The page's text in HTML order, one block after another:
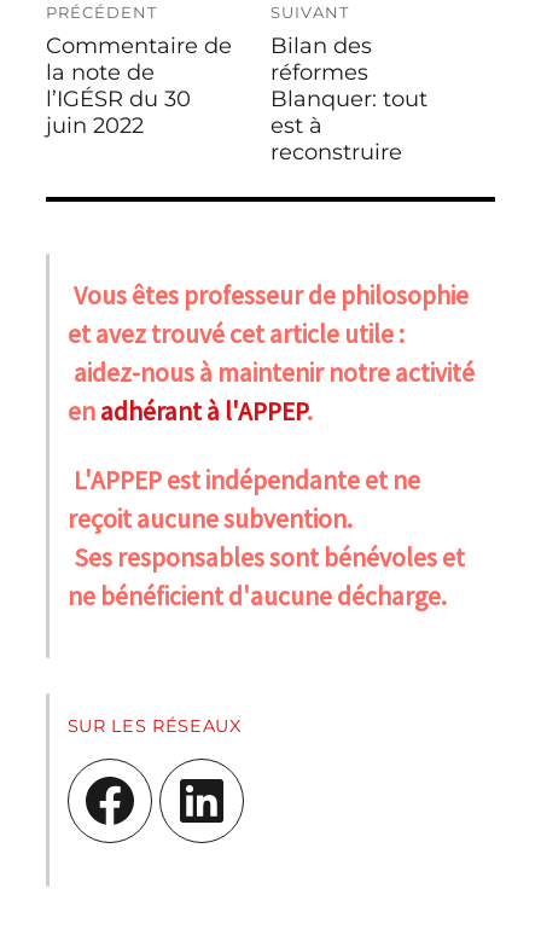
de
l’article
PRÉCÉDENT
Publication
précédente :
Commentaire de
la note de
l’IGÉSR du 30
juin 2022
SUIVANT
Publication
suivante :
Bilan des
réformes
Blanquer: tout
est à
reconstruire
Vous êtes professeur de philosophie
et avez trouvé cet article utile :
aidez-nous à maintenir notre activité
enadhérant à l'APPEP.
L'APPEP est indépendante et ne
reçoit aucune subvention.
Ses responsables sont bénévoles et
ne bénéficient d'aucune décharge.
SUR LES RÉSEAUX
Facebook LinkedIn